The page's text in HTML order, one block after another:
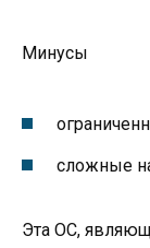
Минусы
сложные
Эта ОС,